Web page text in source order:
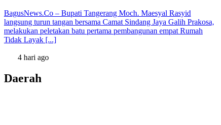
BagusNews.Co – Bupati Tangerang Moch. Maesyal Rasyid
langsung turun tangan bersama Camat Sindang Jaya Galih Prakosa,
melakukan peletakan batu pertama pembangunan empat Rumah
Tidak Layak [...]
4 hari ago
Daerah